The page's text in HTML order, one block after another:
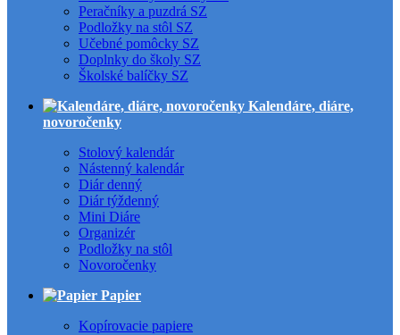
Peračníky a puzdrá SZ
Podložky na stôl SZ
Učebné pomôcky SZ
Doplnky do školy SZ
Školské balíčky SZ
Kalendáre, diáre,
novoročenky
Stolový kalendár
Nástenný kalendár
Diár denný
Diár týždenný
Mini Diáre
Organizér
Podložky na stôl
Novoročenky
Papier
Kopírovacie papiere